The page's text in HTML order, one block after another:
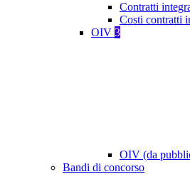
Contratti
Costi contratti
OIV 3
OIV (da
Bandi di concorso